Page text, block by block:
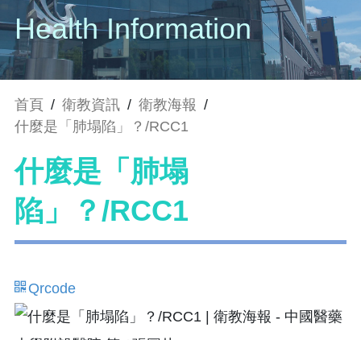
Health Information
首頁 / 衛教資訊 / 衛教海報 /
什麼是「肺塌陷」？/RCC1
什麼是「肺塌
陷」？/RCC1
Qrcode